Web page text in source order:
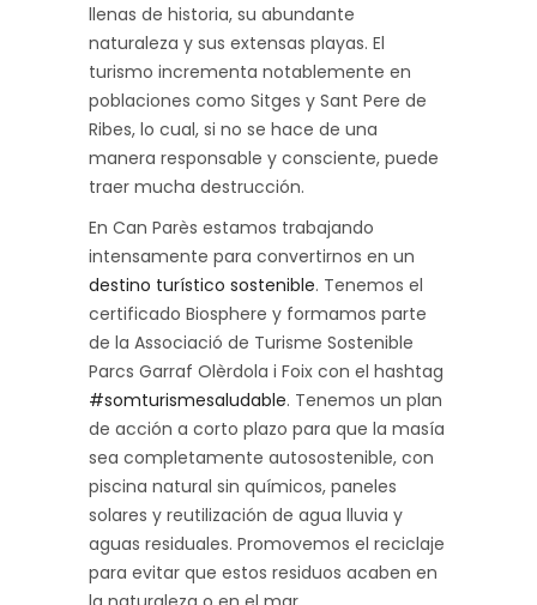
llenas de historia, su abundante
naturaleza y sus extensas playas. El
turismo incrementa notablemente en
poblaciones como Sitges y Sant Pere de
Ribes, lo cual, si no se hace de una
manera responsable y consciente, puede
traer mucha destrucción.
En Can Parès estamos trabajando
intensamente para convertirnos en un
destino turístico sostenible. Tenemos el
certificado Biosphere y formamos parte
de la Associació de Turisme Sostenible
Parcs Garraf Olèrdola i Foix con el hashtag
#somturismesaludable. Tenemos un plan
de acción a corto plazo para que la masía
sea completamente autosostenible, con
piscina natural sin químicos, paneles
solares y reutilización de agua lluvia y
aguas residuales. Promovemos el reciclaje
para evitar que estos residuos acaben en